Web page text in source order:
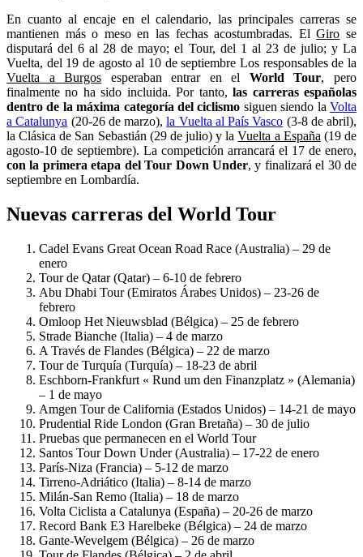
En cuanto al encaje en el calendario, las principales carreras se
mantienen más o meso en las fechas acostumbradas. ElGiro se
disputará del 6 al 28 de mayo; el Tour, del 1 al 23 de julio; y La
Vuelta, del 19 de agosto al 10 de septiembre Los responsables de la
Vuelta a Burgos esperaban entrar en el World Tour, pero
finalmente no ha sido incluida. Por tanto,las carreras españolas
dentro de la máxima categoría del ciclismo siguen siendo laVolta
a Catalunya (20-26 de marzo),la Vuelta al País Vasco (3-8 de abril),
la Clásica de San Sebastián (29 de julio) y laVuelta a España(19 de
agosto-10 de septiembre). La competición arrancará el 17 de enero,
con la primera etapa del Tour Down Under, y finalizará el 30 de
septiembre en Lombardía.
Nuevas carreras del World Tour
Cadel Evans Great Ocean Road Race (Australia) – 29 de
enero
Tour de Qatar (Qatar) – 6-10 de febrero
Abu Dhabi Tour (Emiratos Árabes Unidos) – 23-26 de
febrero
Omloop Het Nieuwsblad (Bélgica) – 25 de febrero
Strade Bianche (Italia) – 4 de marzo
A Través de Flandes (Bélgica) – 22 de marzo
Tour de Turquía (Turquía) – 18-23 de abril
Eschborn-Frankfurt « Rund um den Finanzplatz » (Alemania)
– 1 de mayo
Amgen Tour de California (Estados Unidos) – 14-21 de mayo
Prudential Ride London (Gran Bretaña) – 30 de julio
Pruebas que permanecen en el World Tour
Santos Tour Down Under (Australia) – 17-22 de enero
París-Niza (Francia) – 5-12 de marzo
Tirreno-Adriático (Italia) – 8-14 de marzo
Milán-San Remo (Italia) – 18 de marzo
Volta Ciclista a Catalunya (España) – 20-26 de marzo
Record Bank E3 Harelbeke (Bélgica) – 24 de marzo
Gante-Wevelgem (Bélgica) – 26 de marzo